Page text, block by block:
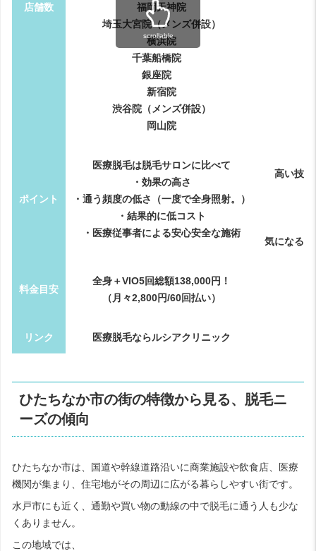
店舗数
福岡天神院
埼玉大宮院（メンズ併設）
横浜院
千葉船橋院
銀座院
新宿院
渋谷院（メンズ併設）
岡山院
ポイント
医療脱毛は脱毛サロンに比べて
・効果の高さ
・通う頻度の低さ（一度で全身照射。）
・結果的に低コスト
・医療従事者による安心安全な施術
高い技
気になる
料金目安
全身＋VIO5回総額138,000円！
（月々2,800円/60回払い）
リンク 医療脱毛ならルシアクリニック
scrollable
ひたちなか市の街の特徴から見る、脱毛ニ
ーズの傾向
ひたちなか市は、国道や幹線道路沿いに商業施設や飲食店、医療
機関が集まり、住宅地がその周辺に広がる暮らしやすい街です。
水戸市にも近く、通勤や買い物の動線の中で脱毛に通う人も少な
くありません。
この地域では、